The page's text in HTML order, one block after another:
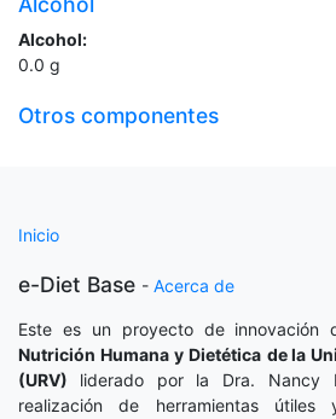
Alcohol:
0.0 g
Otros componentes
Inicio
e-Diet Base - Acerca de
Este es un proyecto de
Nutrición Humana y Dietética de la
(URV) liderado por la Dra. Nancy
realización de herramientas